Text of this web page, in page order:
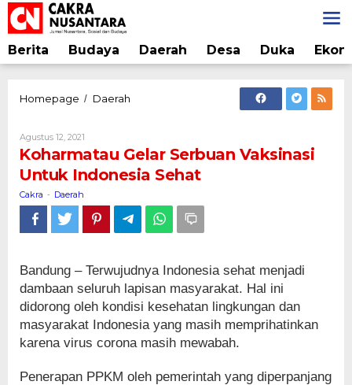
Lewati
ke
konten
Berita Budaya Daerah Desa Duka
Homepage / Daerah
Untuk
Indonesia
Agustus 12, 2021
Cakra
Koharmatau Gelar Serbuan Vaksinasi
Untuk Indonesia Sehat
Cakra - Daerah
Bandung – Terwujudnya Indonesia sehat menjadi
dambaan seluruh lapisan masyarakat. Hal ini
didorong oleh kondisi kesehatan lingkungan dan
masyarakat Indonesia yang masih memprihatinkan
karena virus corona masih mewabah.
Penerapan PPKM oleh pemerintah yang diperpanjang